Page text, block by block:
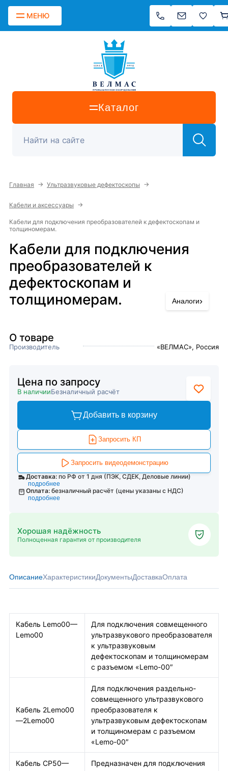
МЕНЮ
Каталог
Главная → Ультразвуковые дефектоскопы →
Кабели и аксессуары →
Кабели для подключения преобразователей к дефектоскопам и
толщиномерам.
Кабели для подключения
преобразователей к
дефектоскопам и
толщиномерам.
Аналоги›
О товаре
Производитель «ВЕЛМАС», Россия
Цена по запросу
В наличииБезналичный расчёт
Добавить в корзину
Запросить КП
Запросить видеодемонстрацию
Доставка: по РФ от 1 дня (ПЭК, СДЕК, Деловые линии)
подробнее
Оплата: безналичный расчёт (цены указаны с НДС)
подробнее
Хорошая надёжность
Полноценная гарантия от производителя
ОписаниеХарактеристикиДокументыДоставкаОплата
Кабель Lemo00—
Lemo00
Для подключения совмещенного
ультразвукового преобразователя
к ультразвуковым
дефектоскопам и толщиномерам
с разъемом «Lemo-00″
Кабель 2Lemo00
—2Lemo00
Для подключения раздельно-
совмещенного ультразвукового
преобразователя к
ультразвуковым дефектоскопам
и толщиномерам с разъемом
«Lemo-00″
Кабель СР50—
Предназначен для подключения